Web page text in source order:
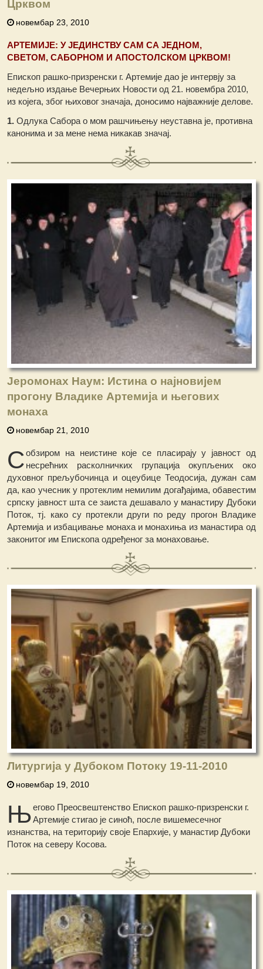
Црквом
новембар 23, 2010
АРТЕМИЈЕ: У ЈЕДИНСТВУ САМ СА ЈЕДНОМ,
СВЕТОМ, САБОРНОМ И АПОСТОЛСКОМ ЦРКВОМ!
Епископ рашко-призренски г. Артемије дао је интервју за
недељно издање Вечерњих Новости од 21. новембра 2010,
из којега, због њиховог значаја, доносимо најважније делове.
1. Одлука Сабора о мом рашчињењу неуставна је, противна
канонима и за мене нема никакав значај.
Јеромонах Наум: Истина о најновијем
прогону Владике Артемија и његових
монаха
новембар 21, 2010
Собзиром на неистине које се пласирају у јавност од
несрећних расколничких групација окупљених око
духовног прељубочинца и оцеубице Теодосија, дужан сам
да, као учесник у протеклим немилим догађајима, обавестим
српску јавност шта се заиста дешавало у манастиру Дубоки
Поток, тј. како су протекли други по реду прогон Владике
Артемија и избацивање монаха и монахиња из манастира од
законитог им Епископа одређеног за монаховање.
Литургија у Дубоком Потоку 19-11-2010
новембар 19, 2010
Његово Преосвештенство Епископ рашко-призренски г.
Артемије стигао је синоћ, после вишемесечног
изнанства, на територију своје Епархије, у манастир Дубоки
Поток на северу Косова.